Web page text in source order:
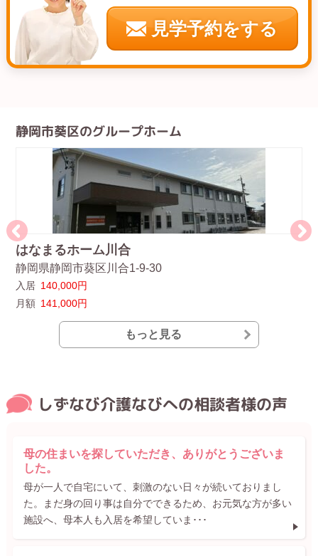
見学予約をする
静岡市葵区のグループホーム
はなまるホーム川合
静岡県静岡市葵区川合1-9-30
入居 140,000円
月額 141,000円
もっと見る
しずなび介護なびへの相談者様の声
母の住まいを探していただき、ありがとうございま
した。
母が一人で自宅にいて、刺激のない日々が続いておりまし
た。まだ身の回り事は自分でできるため、お元気な方が多い
施設へ、母本人も入居を希望していま･･･